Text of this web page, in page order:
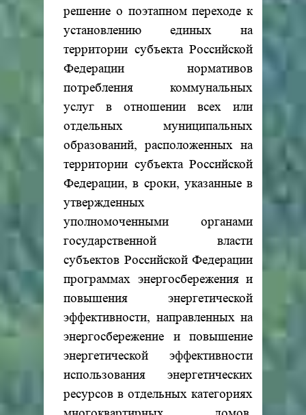
решение о поэтапном переходе к
установлению единых на
территории субъекта Российской
Федерации нормативов
потребления коммунальных
услуг в отношении всех или
отдельных муниципальных
образований, расположенных на
территории субъекта Российской
Федерации, в сроки, указанные в
утвержденных
уполномоченными органами
государственной власти
субъектов Российской Федерации
программах энергосбережения и
повышения энергетической
эффективности, направленных на
энергосбережение и повышение
энергетической эффективности
использования энергетических
ресурсов в отдельных категориях